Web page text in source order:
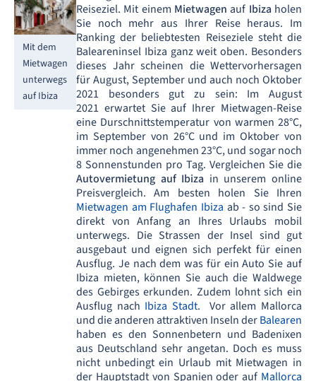
Mit dem
Mietwagen
unterwegs
auf Ibiza
Reiseziel. Mit einem Mietwagenauf Ibiza holen
Sie noch mehr aus Ihrer Reise heraus. Im
Ranking der beliebtesten Reiseziele steht die
Baleareninsel Ibiza ganz weit oben. Besonders
dieses Jahr scheinen die Wettervorhersagen
für August, September und auch noch Oktober
2021 besonders gut zu sein: Im August
2021 erwartet Sie auf Ihrer Mietwagen-Reise
eine Durschnittstemperatur von warmen 28°C,
im September von 26°C und im Oktober von
immer noch angenehmen 23°C, und sogar noch
8 Sonnenstunden pro Tag. Vergleichen Sie die
Autovermietung auf Ibiza in unserem online
Preisvergleich. Am besten holen Sie Ihren
Mietwagen am Flughafen Ibiza ab - so sind Sie
direkt von Anfang an Ihres Urlaubs mobil
unterwegs. Die Strassen der Insel sind gut
ausgebaut und eignen sich perfekt für einen
Ausflug. Je nach dem was für ein Auto Sie auf
Ibiza mieten, können Sie auch die Waldwege
des Gebirges erkunden. Zudem lohnt sich ein
Ausflug nach Ibiza Stadt. Vor allem Mallorca
und die anderen attraktiven Inseln derBalearen
haben es den Sonnenbetern und Badenixen
aus Deutschland sehr angetan. Doch es muss
nicht unbedingt ein Urlaub mit Mietwagen in
der Hauptstadt von Spanien oder auf Mallorca